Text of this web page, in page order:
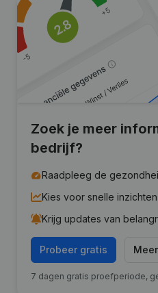
Zoek je meer
bedrijf?
Raadpleeg de
Kies voor snelle
Krijg updates van
Probeer gratis
7 dagen gratis proefperiode,